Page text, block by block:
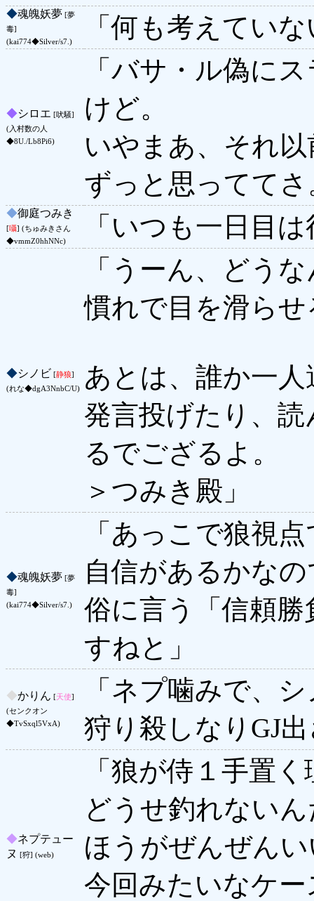
◆魂魄妖夢 [夢
毒]
(kai774◆Silver/s7.)
「何も考えてい
◆シロエ [吠騒]
(入村数の人
◆8U./Lb8Pi6)
「バサ・ル偽に
けど。
いやまあ、それ
ずっと思ってて
◆御庭つみき
[囁] (ちゅみきさん
◆vmmZ0hhNNc)
「いつも一日目
◆シノビ [静狼]
(れな◆dgA3NnbC/U)
「うーん、どう
慣れで目を滑ら
あとは、誰か一
発言投げたり、
るでござるよ。
＞つみき殿」
◆魂魄妖夢 [夢
毒]
(kai774◆Silver/s7.)
「あっこで狼視
自信があるかなの
俗に言う「信頼
すねと」
◆かりん [天使]
(センクオン
◆TvSxql5VxA)
「ネプ噛みで、
狩り殺しなりGJ
◆ネプテュー
ヌ
[狩] (web)
「狼が侍１手置
どうせ釣れない
ほうがぜんぜん
今回みたいなケ